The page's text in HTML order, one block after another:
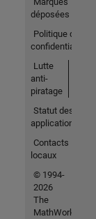
déposées
Politique de
confidentialité
Lutte
anti-
piratage
Statut des
applications
Contacts
locaux
© 1994-
2026
The
MathWorks,